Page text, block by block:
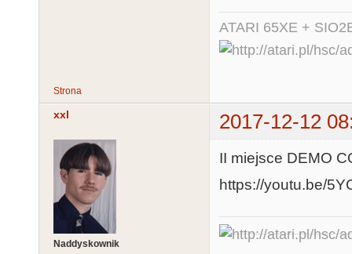
ATARI 65XE +
Strona
xxl 2017-12-12
Naddyskownik
II miejsce DEMO
https://youtu.be/